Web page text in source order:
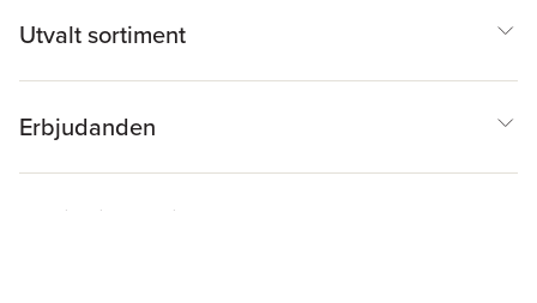
Utvalt sortiment
Erbjudanden
Inspiration & Tips